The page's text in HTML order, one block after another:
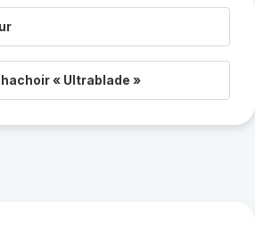
« Ultrablade »